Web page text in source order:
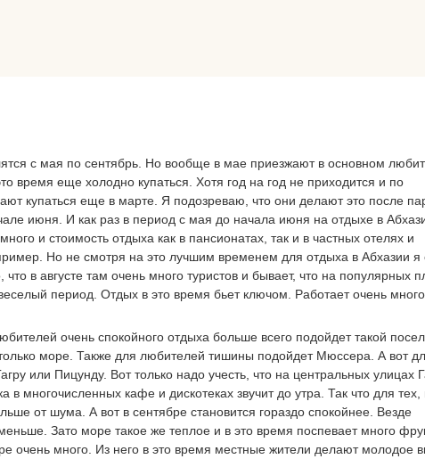
с мая по сентябрь. Но вообще в мае приезжают в основном
время еще холодно купаться. Хотя год на год не приходится и по
купаться еще в марте. Я подозреваю, что они делают это после
июня. И как раз в период с мая до начала июня на отдыхе в
и стоимость отдыха как в пансионатах, так и в частных отелях и
Но не смотря на это лучшим временем для отдыха в Абхазии я
в августе там очень много туристов и бывает, что на популярных
период. Отдых в это время бьет ключом. Работает очень
очень спокойного отдыха больше всего подойдет такой
море. Также для любителей тишины подойдет Мюссера. А вот
или Пицунду. Вот только надо учесть, что на центральных улицах
многочисленных кафе и дискотеках звучит до утра. Так что для тех,
от шума. А вот в сентябре становится гораздо спокойнее. Везде
Зато море такое же теплое и в это время поспевает много
очень много. Из него в это время местные жители делают молодое